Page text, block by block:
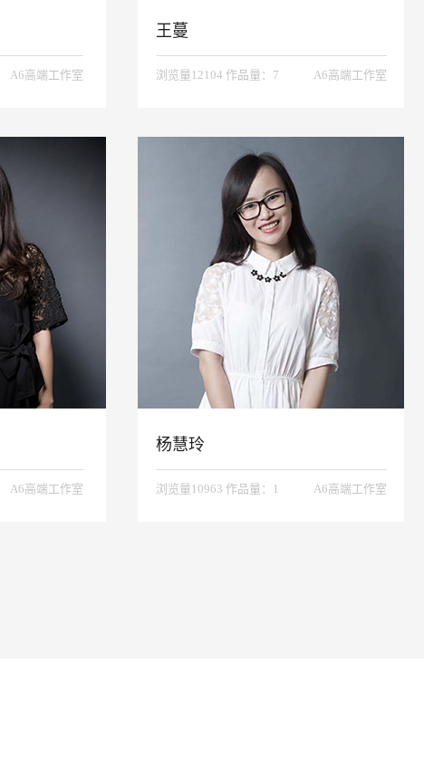
A6高端工作室
王蔓
A6高端工作室
浏览量12104 作品量：7
A6高端工作室
杨慧玲
A6高端工作室
浏览量10963 作品量：1